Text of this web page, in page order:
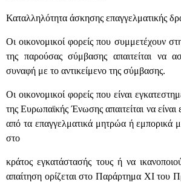
Καταλληλότητα άσκησης επαγγελματικής
Οι οικονομικοί φορείς που συμμετέχουν
της παρούσας σύμβασης απαιτείται να
συναφή με το αντικείμενο της σύμβασης.
Οι οικονομικοί φορείς που είναι
της Ευρωπαϊκής Ένωσης απαιτείται να
από τα επαγγελματικά μητρώα ή εμπορικά
στο
κράτος εγκατάστασής τους ή να
απαίτηση ορίζεται στο Παράρτημα XI του